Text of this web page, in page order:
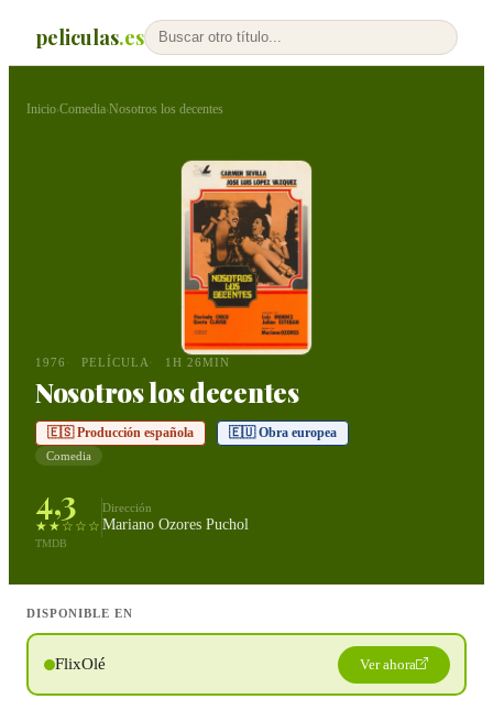
peliculas.es
Inicio›Comedia›Nosotros los decentes
1976 PELÍCULA 1H 26MIN
Nosotros los decentes
🇪🇸 Producción española 🇪🇺 Obra europea
Comedia
4,3
★★☆☆☆
TMDB
Dirección
Mariano Ozores Puchol
DISPONIBLE EN
FlixOlé Ver ahora